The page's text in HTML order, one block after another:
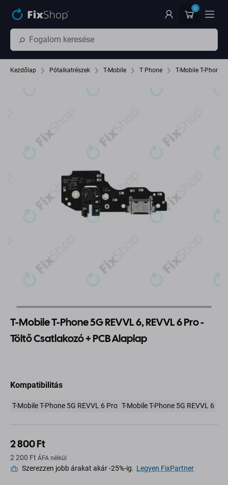
0
Kezdőlap Pótalkatrészek T-Mobile T Phone T-Mobile T-Phone
T-Mobile T-Phone 5G REVVL 6, REVVL 6 Pro -
Töltő Csatlakozó + PCB Alaplap
Kompatibilitás
T-Mobile T-Phone 5G REVVL 6 Pro T-Mobile T-Phone 5G REVVL 6
2 800 Ft
2 200 Ft ÁFA nélkül
Szerezzen jobb árakat akár -25%-ig. Legyen FixPartner